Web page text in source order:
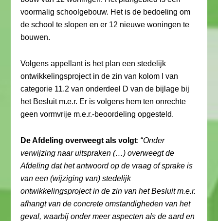
voormalig schoolgebouw. Het is de bedoeling om
de school te slopen en er 12 nieuwe woningen te
bouwen.
Volgens appellant is het plan een stedelijk
ontwikkelingsproject in de zin van kolom I van
categorie 11.2 van onderdeel D van de bijlage bij
het Besluit m.e.r. Er is volgens hem ten onrechte
geen vormvrije m.e.r.-beoordeling opgesteld.
De Afdeling overweegt als volgt: “Onder
verwijzing naar uitspraken (…) overweegt de
Afdeling dat het antwoord op de vraag of sprake is
van een (wijziging van) stedelijk
ontwikkelingsproject in de zin van het Besluit m.e.r.
afhangt van de concrete omstandigheden van het
geval, waarbij onder meer aspecten als de aard en